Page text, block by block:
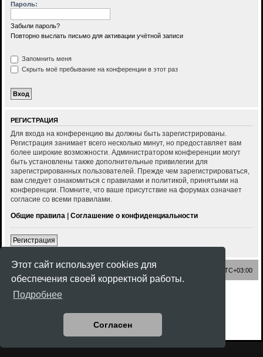
Этот сайт использует cookies для
обеспечения своей корректной работы.
Подробнее
Согласен
Пароль:
Забыли пароль?
Повторно выслать письмо для активации учётной записи
Запомнить меня
Скрыть моё пребывание на конференции в этот раз
РЕГИСТРАЦИЯ
Для входа на конференцию вы должны быть зарегистрированы.
Регистрация занимает всего несколько минут, но предоставляет вам
более широкие возможности. Администратором конференции могут
быть установлены также дополнительные привилегии для
зарегистрированных пользователей. Прежде чем зарегистрироваться,
вам следует ознакомиться с правилами и политикой, принятыми на
конференции. Помните, что ваше присутствие на форумах означает
согласие со всеми правилами.
Общие правила | Соглашение о конфиденциальности
Регистрация
Список форумов UTC+03:00
Создано на основе
Русская поддержка phpBB
Конфиденциальность